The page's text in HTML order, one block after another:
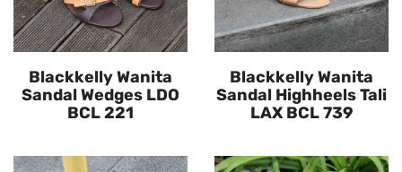
Blackkelly Wanita
Sandal Wedges LDO
BCL 221
Blackkelly Wanita
Sandal Highheels Tali
LAX BCL 739